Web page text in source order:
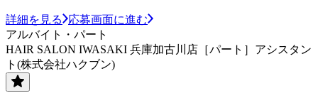
詳細を見る
応募画面に進む
アルバイト・パート
HAIR SALON IWASAKI 兵庫加古川店［パート］アシスタン
ト(株式会社ハクブン)